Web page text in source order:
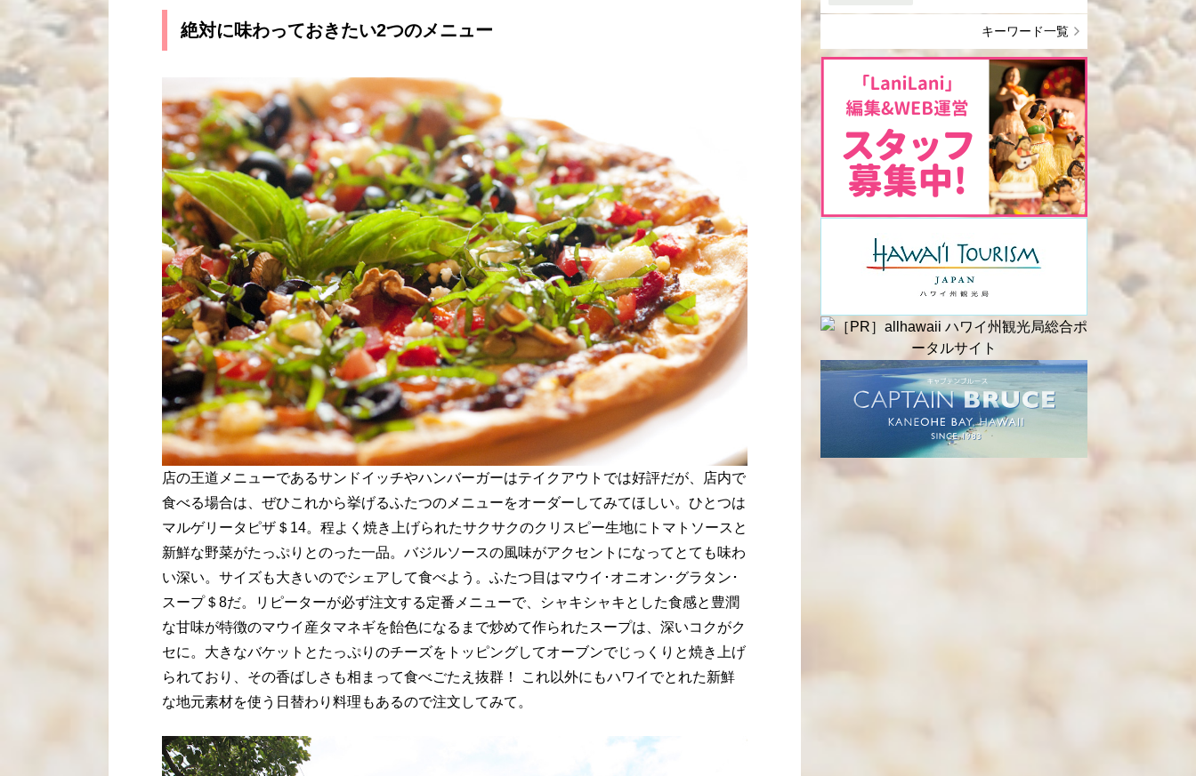
絶対に味わっておきたい2つのメニュー
店の王道メニューであるサンドイッチやハンバーガーはテイクアウトでは好評だが、店内で
食べる場合は、ぜひこれから挙げるふたつのメニューをオーダーしてみてほしい。ひとつは
マルゲリータピザ＄14。程よく焼き上げられたサクサクのクリスピー生地にトマトソースと
新鮮な野菜がたっぷりとのった一品。バジルソースの風味がアクセントになってとても味わ
い深い。サイズも大きいのでシェアして食べよう。ふたつ目はマウイ･オニオン･グラタン･
スープ＄8だ。リピーターが必ず注文する定番メニューで、シャキシャキとした食感と豊潤
な甘味が特徴のマウイ産タマネギを飴色になるまで炒めて作られたスープは、深いコクがク
セに。大きなバケットとたっぷりのチーズをトッピングしてオーブンでじっくりと焼き上げ
られており、その香ばしさも相まって食べごたえ抜群！ これ以外にもハワイでとれた新鮮
な地元素材を使う日替わり料理もあるので注文してみて。
キーワード一覧